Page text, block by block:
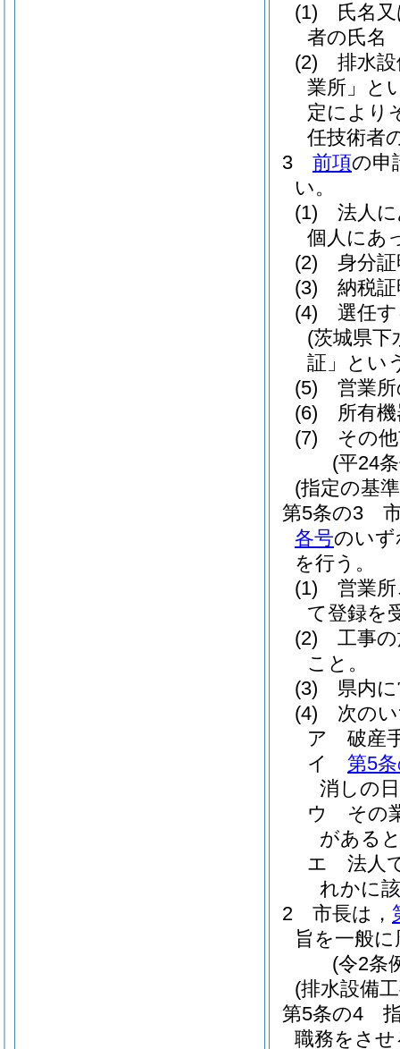
(1)
氏名
者の氏名
(2)
排水
業所」と
定により
任技術者
3
前項の申
い。
(1)
法人
個人にあ
(2)
身分
(3)
納税
(4)
選任
(茨城県下
証」とい
(5)
営業
(6)
所有
(7)
その
(平24
(指定の基
第5条の3
各号のい
を行う。
(1)
営業
て登録を
(2)
工事
こと。
(3)
県内
(4)
次の
ア
破産
イ
第5
消しの
ウ
その
がある
エ
法人
れかに
2
市長は，
旨を一般
(令2条
(排水設備
第5条の4
職務をさ